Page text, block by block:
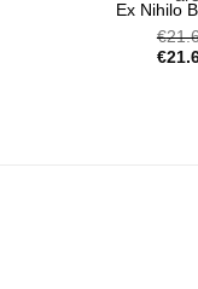
Ex Nihilo
€
€